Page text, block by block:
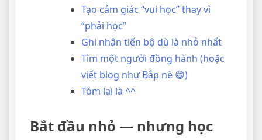
Tạo cảm giác “vui học” thay vì
“phải học”
Ghi nhận tiến bộ dù là nhỏ nhất
Tìm một người đồng hành (hoặc
viết blog như Bắp nè 😄)
Tóm lại là ^^
Bắt đầu nhỏ — nhưng học